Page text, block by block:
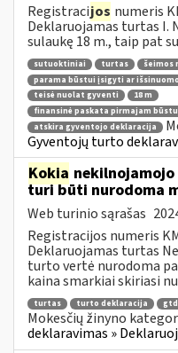
Registracijos numeris
Deklaruojamas turtas I.
sulaukę 18 m., taip pat
sutuoktiniai turtas šeimos
parama būstui įsigyti ar
teisė nuolat gyventi
18 m
finansinė paskata pirmajam
atskira gyventojo deklaracija
Gyventojų turto
Kokia nekilnojamojo
turi būti nurodoma
Web turinio sąrašas
Registracijos numeris
Deklaruojamas turtas
turto vertė nurodoma
kaina smarkiai skiriasi
turtas turto deklaracija
Mokesčių žinyno
deklaravimas »